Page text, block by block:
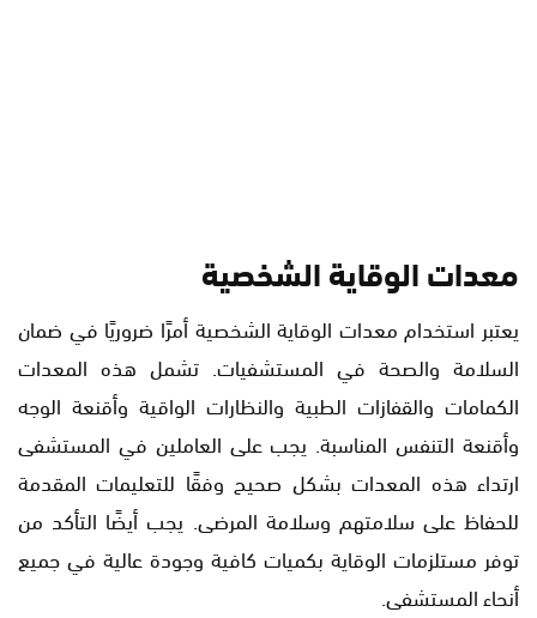
معدات الوقاية الشخصية
يعتبر استخدام معدات الوقاية الشخصية أمرًا ضروريًا في ضمان
السلامة والصحة في المستشفيات. تشمل هذه المعدات
الكمامات والقفازات الطبية والنظارات الواقية وأقنعة الوجه
وأقنعة التنفس المناسبة. يجب على العاملين في المستشفى
ارتداء هذه المعدات بشكل صحيح وفقًا للتعليمات المقدمة
للحفاظ على سلامتهم وسلامة المرضى. يجب أيضًا التأكد من
توفر مستلزمات الوقاية بكميات كافية وجودة عالية في جميع
أنحاء المستشفى.